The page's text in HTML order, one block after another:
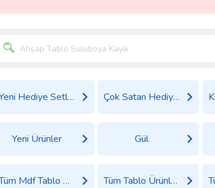
Yeni Hediye Setleri Çok Satan Hediyeler
Yeni Ürünler Gül
Tüm Mdf Tablo Ürünleri Tüm Tablo Ürünleri